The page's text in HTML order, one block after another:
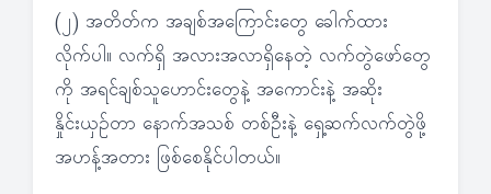
(၂) အတိတ်က အချစ်အကြောင်းတွေ ခေါက်ထား
လိုက်ပါ။ လက်ရှိ အလားအလာရှိနေတဲ့ လက်တွဲဖော်တွေ
ကို အရင်ချစ်သူဟောင်းတွေနဲ့ အကောင်းနဲ့ အဆိုး
နှိုင်းယှဉ်တာ နောက်အသစ် တစ်ဦးနဲ့ ရှေ့ဆက်လက်တွဲဖို့
အဟန့်အတား ဖြစ်စေနိုင်ပါတယ်။